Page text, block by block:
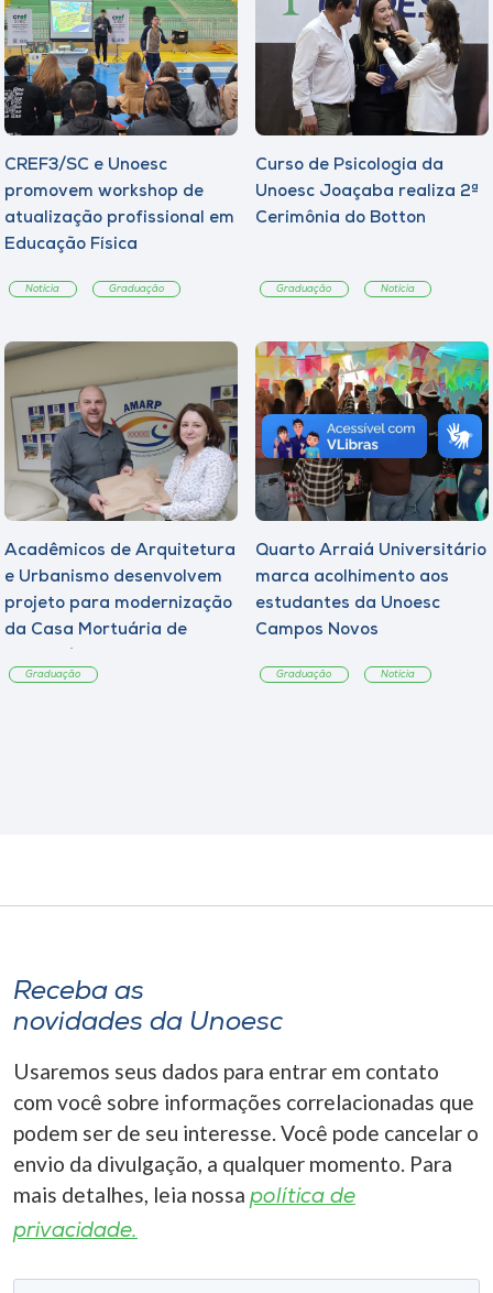
CREF3/SC e Unoesc
promovem workshop de
atualização profissional em
Educação Física
Notícia Graduação
Curso de Psicologia da
Unoesc Joaçaba realiza 2ª
Cerimônia do Botton
Graduação Notícia
Acadêmicos de Arquitetura
e Urbanismo desenvolvem
projeto para modernização
da Casa Mortuária de
Graduação
Quarto Arraiá Universitário
marca acolhimento aos
estudantes da Unoesc
Campos Novos
Graduação Notícia
Receba as
novidades da Unoesc
Usaremos seus dados para entrar em contato
com você sobre informações correlacionadas que
podem ser de seu interesse. Você pode cancelar o
envio da divulgação, a qualquer momento. Para
mais detalhes, leia nossa política de
privacidade.